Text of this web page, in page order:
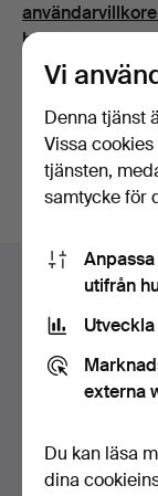
har tagit del av
För att
Hjälp och kontakt
Kontakta support
Auctionet
Vi
Denna tjänst
Vissa
tjänsten,
samtycke för
utifrån
externa
Du kan läsa
dina